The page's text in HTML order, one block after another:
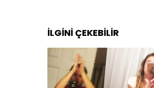
İLGİNİ ÇEKEBİLİR